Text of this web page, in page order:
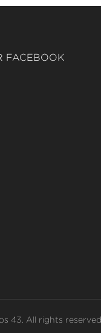
FACEBOOK
43. All rights reserved.